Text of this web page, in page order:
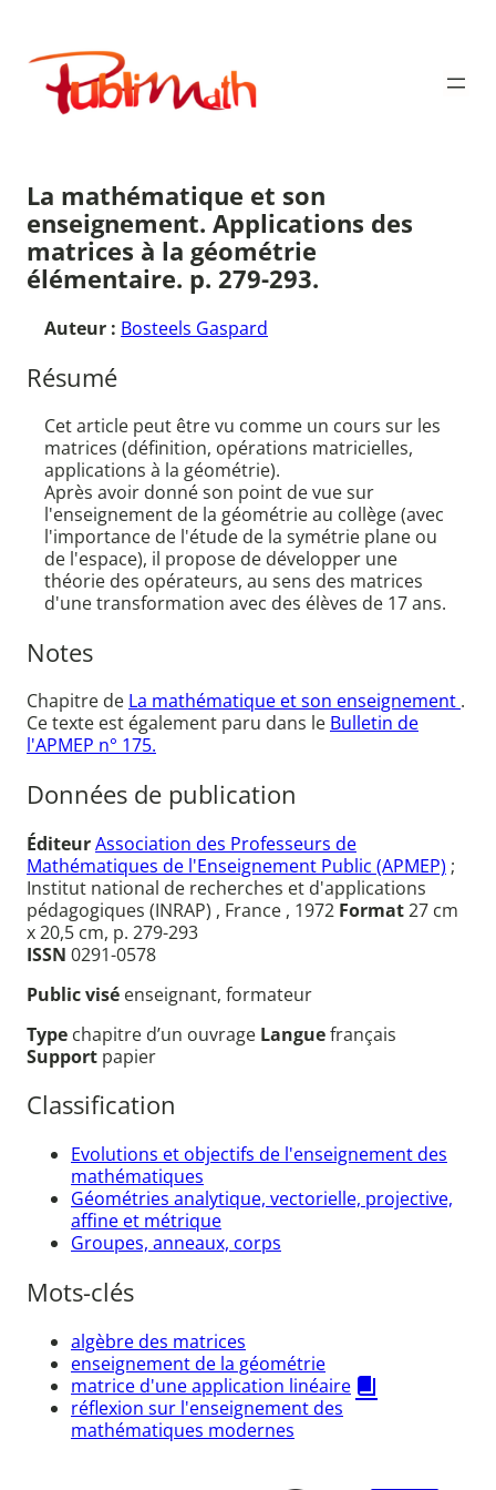
contenu
Publimath
La mathématique et son
enseignement. Applications des
matrices à la géométrie
élémentaire. p. 279-293.
Auteur : Bosteels Gaspard
Résumé
Cet article peut être vu comme un cours sur les
matrices (définition, opérations matricielles,
applications à la géométrie).
Après avoir donné son point de vue sur
l'enseignement de la géométrie au collège (avec
l'importance de l'étude de la symétrie plane ou
de l'espace), il propose de développer une
théorie des opérateurs, au sens des matrices
d'une transformation avec des élèves de 17 ans.
Notes
Chapitre de La mathématique et son enseignement .
Ce texte est également paru dans le Bulletin de
l'APMEP n° 175.
Données de publication
ÉditeurAssociation des Professeurs de
Mathématiques de l'Enseignement Public (APMEP) ;
Institut national de recherches et d'applications
pédagogiques (INRAP) , France , 1972 Format27 cm
x 20,5 cm, p. 279-293
ISSN 0291-0578
Public visé enseignant, formateur
Type chapitre d’un ouvrage Languefrançais
Support papier
Classification
Evolutions et objectifs de l'enseignement des
mathématiques
Géométries analytique, vectorielle, projective,
affine et métrique
Groupes, anneaux, corps
Mots-clés
algèbre des matrices
enseignement de la géométrie
matrice d'une application linéaire
réflexion sur l'enseignement des
mathématiques modernes